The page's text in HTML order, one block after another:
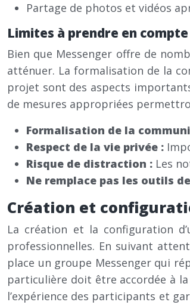
Partage de photos et vidéos
Limites à prendre en compte
Bien que Messenger offre de
atténuer. La formalisation de la
projet sont des aspects
de mesures appropriées
Formalisation de la
Respect de la vie privée :
Risque de distraction : Les
Ne remplace pas les outils
Création et
La création et la configuration
professionnelles. En suivant
place un groupe Messenger qui
particulière doit être accordée à
l’expérience des participants et